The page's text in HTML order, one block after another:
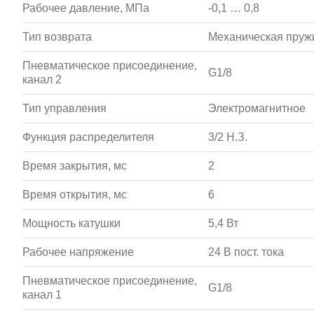
Рабочее давление, МПа -0,1 … 0,8
Тип возврата Механическая
Пневматическое присоединение,
канал 2
G1/8
Тип управления Электромагнитное
Функция распределителя 3/2 Н.З.
Время закрытия, мс 2
Время открытия, мс 6
Мощность катушки 5,4 Вт
Рабочее напряжение 24 В пост. тока
Пневматическое присоединение,
канал 1
G1/8